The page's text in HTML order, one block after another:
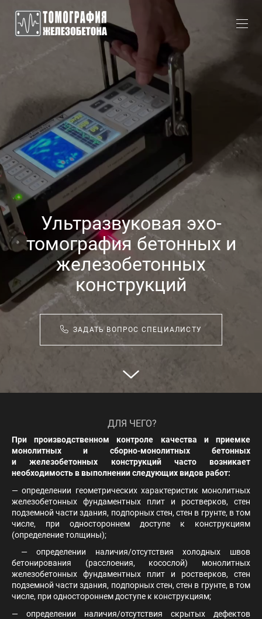
Ультразвуковая эхо-
томография бетонных и
железобетонных
конструкций
ЗАДАТЬ ВОПРОС СПЕЦИАЛИСТУ
ДЛЯ ЧЕГО?
При производственном контроле качества и приемке
монолитных и сборно-монолитных бетонных
и железобетонных конструкций часто возникает
необходимость в выполнении следующих видов работ:
— определении геометрических характеристик монолитных
железобетонных фундаментных плит и ростверков, стен
подземной части здания, подпорных стен, стен в грунте, в том
числе, при одностороннем доступе к конструкциям
(определение толщины);
— определении наличия/отсутствия холодных швов
бетонирования (расслоения, косослой) монолитных
железобетонных фундаментных плит и ростверков, стен
подземной части здания, подпорных стен, стен в грунте, в том
числе, при одностороннем доступе к конструкциям;
— определении наличия/отсутствия скрытых дефектов